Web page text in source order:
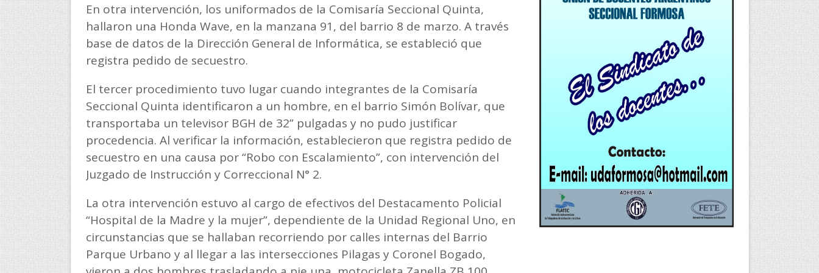
En otra intervención, los uniformados de la Comisaría Seccional Quinta,
hallaron una Honda Wave, en la manzana 91, del barrio 8 de marzo. A través
base de datos de la Dirección General de Informática, se estableció que
registra pedido de secuestro.
El tercer procedimiento tuvo lugar cuando integrantes de la Comisaría
Seccional Quinta identificaron a un hombre, en el barrio Simón Bolívar, que
transportaba un televisor BGH de 32” pulgadas y no pudo justificar
procedencia. Al verificar la información, establecieron que registra pedido de
secuestro en una causa por “Robo con Escalamiento”, con intervención del
Juzgado de Instrucción y Correccional N° 2.
La otra intervención estuvo al cargo de efectivos del Destacamento Policial
“Hospital de la Madre y la mujer”, dependiente de la Unidad Regional Uno, en
circunstancias que se hallaban recorriendo por calles internas del Barrio
Parque Urbano y al llegar a las intersecciones Pilagas y Coronel Bogado,